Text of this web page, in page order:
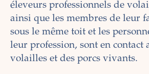
éleveurs professionnels de
ainsi que les membres de leur
sous le même toit et les
leur profession, sont en contact
volailles et des porcs vivants.